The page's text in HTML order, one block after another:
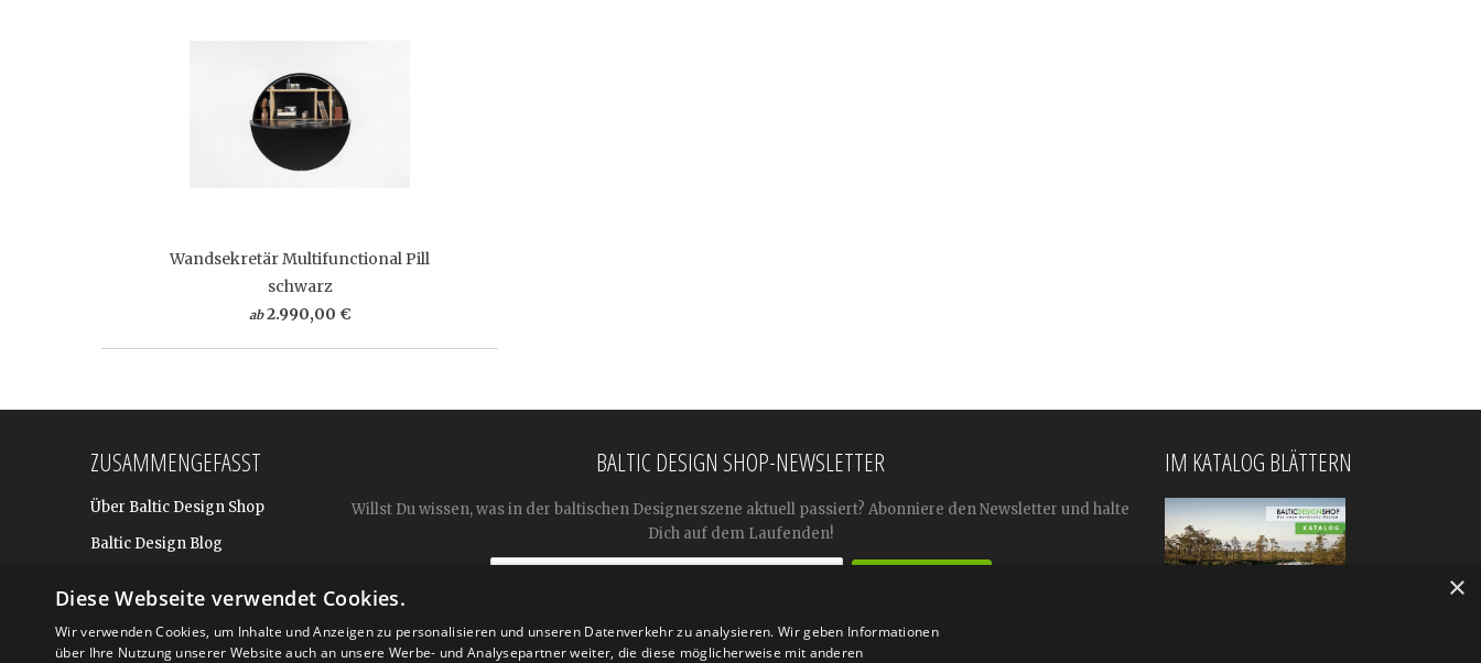
Wandsekretär Multifunctional Pill
schwarz
ab 2.990,00 €
ZUSAMMENGEFASST
Über Baltic Design Shop
Baltic Design Blog
Für BtoB: Design Geschenke
BALTIC DESIGN SHOP-NEWSLETTER
Willst Du wissen, was in der baltischen Designerszene aktuell passiert? Abonniere den Newsletter und halte
Dich auf dem Laufenden!
IM KATALOG BLÄTTERN
×
Diese Webseite verwendet Cookies.
Wir verwenden Cookies, um Inhalte und Anzeigen zu personalisieren und unseren Datenverkehr zu analysieren. Wir geben Informationen
über Ihre Nutzung unserer Website auch an unsere Werbe- und Analysepartner weiter, die diese möglicherweise mit anderen